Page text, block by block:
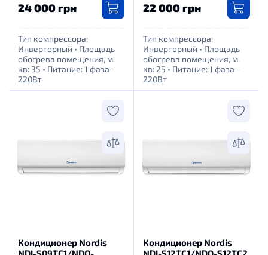
24 000 грн
Тип компрессора:
Инверторный • Площадь
обогрева помещения, м.
кв: 35 • Питание: 1 фаза -
220Вт
22 000 грн
Тип компрессора:
Инверторный • Площадь
обогрева помещения, м.
кв: 25 • Питание: 1 фаза -
220Вт
Кондиционер Nordis
Кондиционер Nordis